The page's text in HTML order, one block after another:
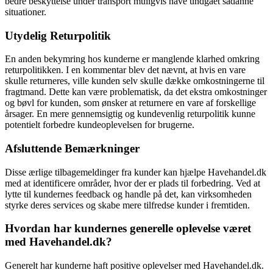
situationer.
Utydelig Returpolitik
En anden bekymring hos kunderne er manglende klarhed omkring
returpolitikken. I en kommentar blev det nævnt, at hvis en vare
skulle returneres, ville kunden selv skulle dække omkostningerne til
fragtmand. Dette kan være problematisk, da det ekstra omkostninger
og bøvl for kunden, som ønsker at returnere en vare af forskellige
årsager. En mere gennemsigtig og kundevenlig returpolitik kunne
potentielt forbedre kundeoplevelsen for brugerne.
Afsluttende Bemærkninger
Disse ærlige tilbagemeldinger fra kunder kan hjælpe Havehandel.dk
med at identificere områder, hvor der er plads til forbedring. Ved at
lytte til kundernes feedback og handle på det, kan virksomheden
styrke deres services og skabe mere tilfredse kunder i fremtiden.
Hvordan har kundernes generelle oplevelse været
med Havehandel.dk?
Generelt har kunderne haft positive oplevelser med Havehandel.dk.